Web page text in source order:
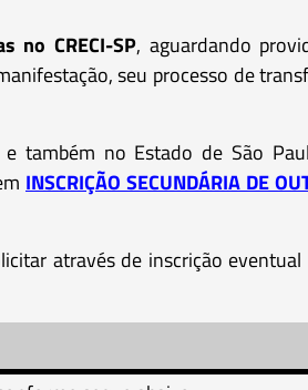
no CRECI-SP, aguardando
seu processo de
também no Estado de São
INSCRIÇÃO SECUNDÁRIA DE
através de inscrição eventual